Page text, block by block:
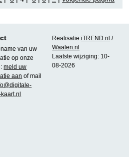
van uw
op onze
meld uw
aan of mail
Realisatie:iTREND.nl /
Waalen.nl
Laatste wijziging: 10-
08-2026